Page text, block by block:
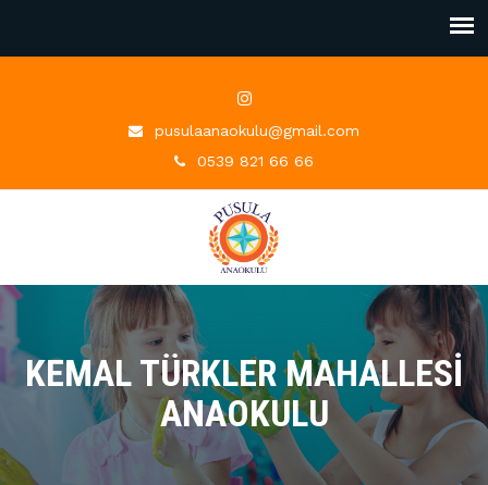
pusulaanaokulu@gmail.com
0539 821 66 66
KEMAL TÜRKLER MAHALLESI
ANAOKULU